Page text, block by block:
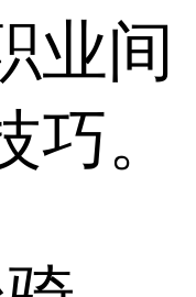
业间
巧。